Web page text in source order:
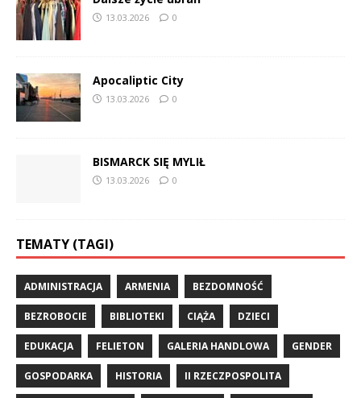
13.03.2026 0
Apocaliptic City
13.03.2026 0
BISMARCK SIĘ MYLIŁ
13.03.2026 0
TEMATY (TAGI)
ADMINISTRACJA ARMENIA BEZDOMNOŚĆ
BEZROBOCIE BIBLIOTEKI CIĄŻA DZIECI
EDUKACJA FELIETON GALERIA HANDLOWA GENDER
GOSPODARKA HISTORIA II RZECZPOSPOLITA